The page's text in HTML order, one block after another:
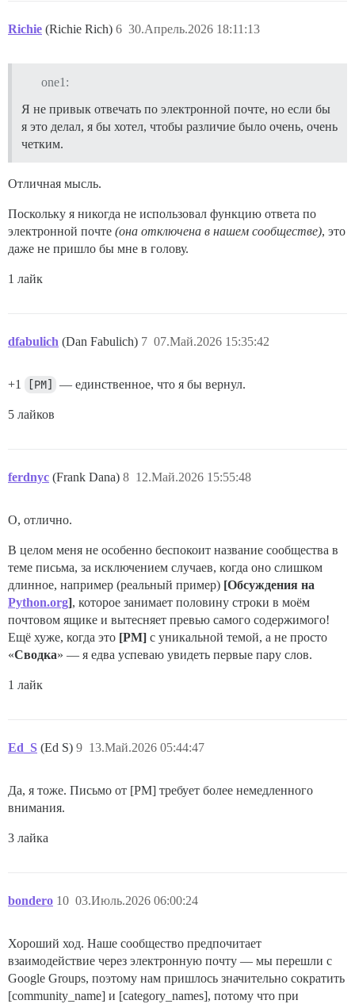
Richie (Richie Rich) 30.Апрель.2026 18:11:13
6
one1:
Я не привык отвечать по электронной почте, но если бы
я это делал, я бы хотел, чтобы различие было очень, очень
четким.
Отличная мысль.
Поскольку я никогда не использовал функцию ответа по
электронной почте (она отключена в нашем сообществе), это
даже не пришло бы мне в голову.
1 лайк
dfabulich (Dan Fabulich) 07.Май.2026 15:35:42
7
+1 [PM] — единственное, что я бы вернул.
5 лайков
ferdnyc (Frank Dana) 12.Май.2026 15:55:48
8
О, отлично.
В целом меня не особенно беспокоит название сообщества в
теме письма, за исключением случаев, когда оно слишком
длинное, например (реальный пример) [Обсуждения на
Python.org], которое занимает половину строки в моём
почтовом ящике и вытесняет превью самого содержимого!
Ещё хуже, когда это [PM] с уникальной темой, а не просто
«Сводка» — я едва успеваю увидеть первые пару слов.
1 лайк
Ed_S (Ed S) 13.Май.2026 05:44:47
9
Да, я тоже. Письмо от [PM] требует более немедленного
внимания.
3 лайка
bondero 03.Июль.2026 06:00:24
10
Хороший ход. Наше сообщество предпочитает
взаимодействие через электронную почту — мы перешли с
Google Groups, поэтому нам пришлось значительно сократить
[community_name] и [category_names], потому что при